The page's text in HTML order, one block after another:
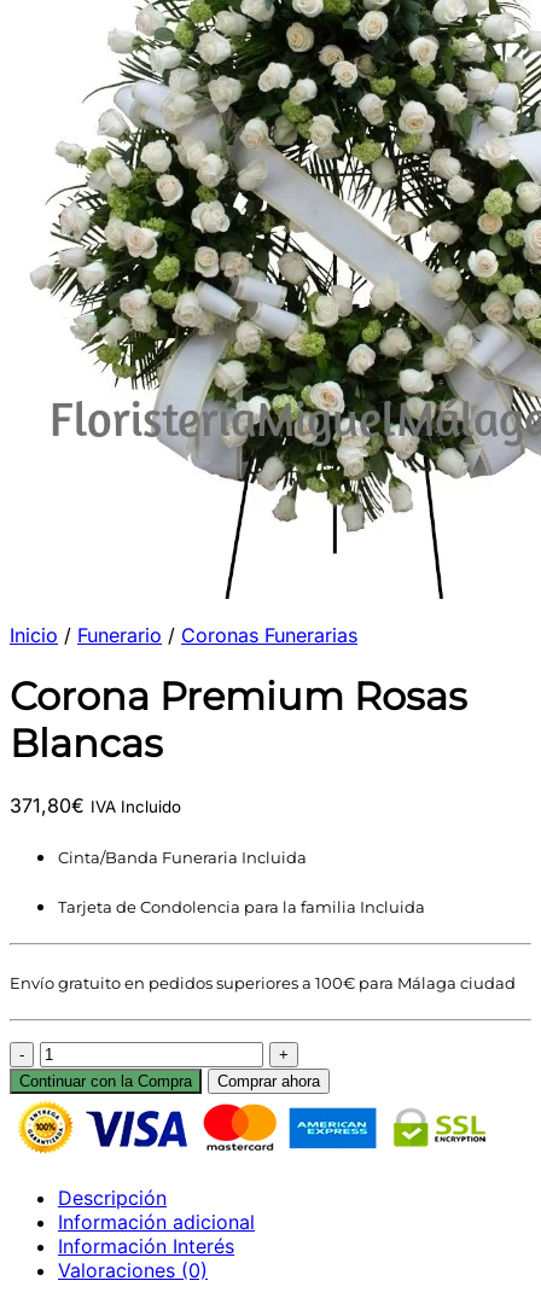
Inicio / Funerario / Coronas Funerarias
Corona Premium Rosas
Blancas
371,80€ IVA Incluido
Cinta/Banda Funeraria Incluida
Tarjeta de Condolencia para la familia Incluida
Envío gratuito en pedidos superiores a 100€ para Málaga ciudad
Corona
Premium
Rosas
Blancas
cantidad
Continuar con la Compra Comprar ahora
Descripción
Información adicional
Información Interés
Valoraciones (0)